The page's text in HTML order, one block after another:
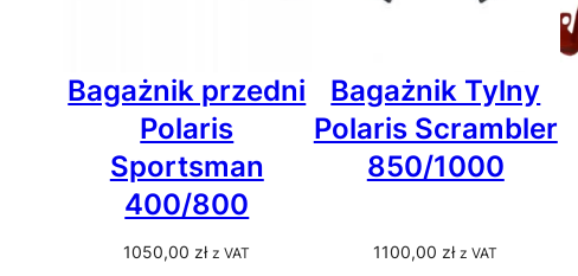
Bagażnik przedni
Polaris
Sportsman
400/800
1050,00 zł z VAT
Bagażnik Tylny
Polaris Scrambler
850/1000
1100,00 zł z VAT